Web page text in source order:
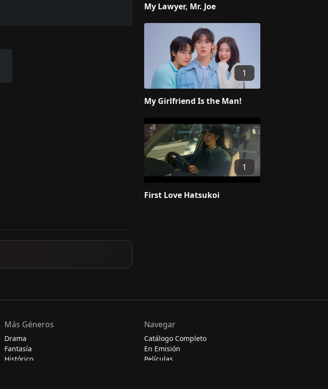
My Lawyer, Mr. Joe
1
My Girlfriend Is the Man!
1
First Love Hatsukoi
Más Géneros
Drama
Fantasía
Histórico
Navegar
Catálogo Completo
En Emisión
Películas